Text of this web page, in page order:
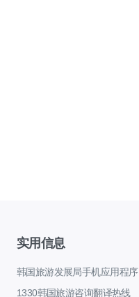
实用信息
韩国旅游发展局手机应用程序
1330韩国旅游咨询翻译热线